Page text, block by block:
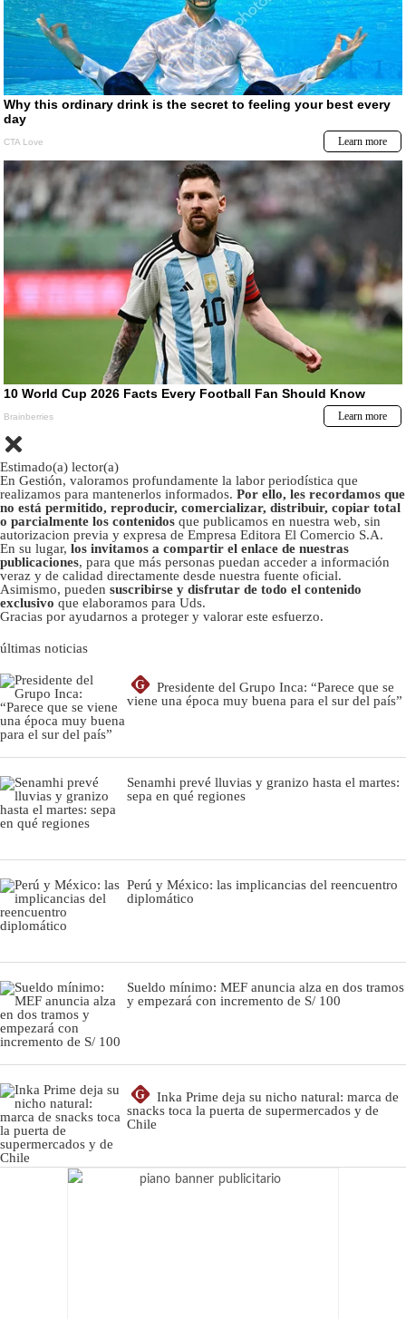
Estimado(a) lector(a)
En Gestión, valoramos profundamente la labor periodística que
realizamos para mantenerlos informados. Por ello, les recordamos que
no está permitido, reproducir, comercializar, distribuir, copiar total
o parcialmente los contenidos que publicamos en nuestra web, sin
autorizacion previa y expresa de Empresa Editora El Comercio S.A.
En su lugar, los invitamos a compartir el enlace de nuestras
publicaciones, para que más personas puedan acceder a información
veraz y de calidad directamente desde nuestra fuente oficial.
Asimismo, pueden suscribirse y disfrutar de todo el contenido
exclusivo que elaboramos para Uds.
Gracias por ayudarnos a proteger y valorar este esfuerzo.
últimas noticias
G
Presidente del Grupo Inca: “Parece que se
viene una época muy buena para el sur del país”
Senamhi prevé lluvias y granizo hasta el martes:
sepa en qué regiones
Perú y México: las implicancias del reencuentro
diplomático
Sueldo mínimo: MEF anuncia alza en dos tramos
y empezará con incremento de S/ 100
G
Inka Prime deja su nicho natural: marca de
snacks toca la puerta de supermercados y de
Chile